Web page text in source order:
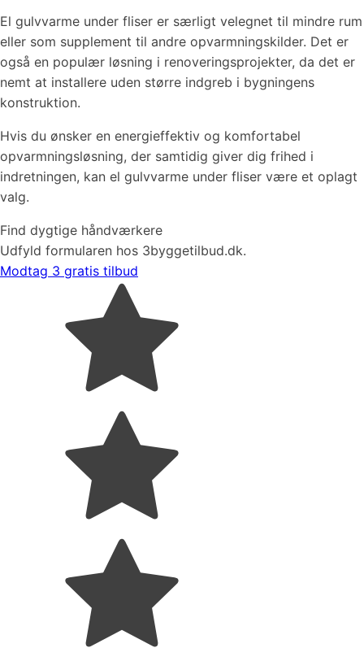
El gulvvarme under fliser er særligt velegnet til mindre rum
eller som supplement til andre opvarmningskilder. Det er
også en populær løsning i renoveringsprojekter, da det er
nemt at installere uden større indgreb i bygningens
konstruktion.
Hvis du ønsker en energieffektiv og komfortabel
opvarmningsløsning, der samtidig giver dig frihed i
indretningen, kan el gulvvarme under fliser være et oplagt
valg.
Find dygtige håndværkere
Udfyld formularen hos 3byggetilbud.dk.
Modtag 3 gratis tilbud